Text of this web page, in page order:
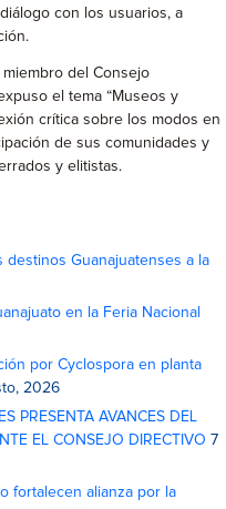
con los usuarios, a
miembro del Consejo
el tema “Museos y
crítica sobre los modos en
de sus comunidades y
y elitistas.
destinos Guanajuatenses a la
en la Feria Nacional
por Cyclospora en planta
2026
PRESENTA AVANCES DEL
EL CONSEJO DIRECTIVO 7
fortalecen alianza por la